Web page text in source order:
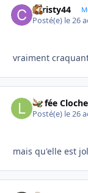
christy44
Posté(e) le 26
vraiment
La fée
Posté(e) le 26
mais qu'elle est